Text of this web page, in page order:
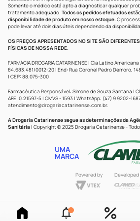
Somente o médico está apto a diagnosticar qualquer
tratamento adequado. Todos os pedidos efetuados
disponibilidade de produto em nosso estoque.O
pode levar até dois dias úteis dependendo da
OS PREÇOS APRESENTADOS NO SITE SÃO
FÍSICAS DE NOSSA REDE.
FARMÁCIA DROGARIA CATARINENSE | Cia Latino
84.683.481/0012-20 | End: Rua Coronel Pedro Demoro,
| CEP: 88.075-300
Farmacêutica Responsável: Simone de Souza Santana |
AFE: 0.21597-5 | CMVS - 1593 | WhatsApp: (47) 9 9202-
atendimento@drogariacatarinense.com.br.
A Drogaria Catarinense segue as determinações da
Sanitária | Copyright © 2025 Drogaria Catarinense -
UMA
MARCA
Powered by Developed